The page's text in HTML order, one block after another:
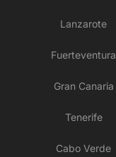
Lanzarote
Fuerteventura
Gran Canaria
Tenerife
Cabo Verde